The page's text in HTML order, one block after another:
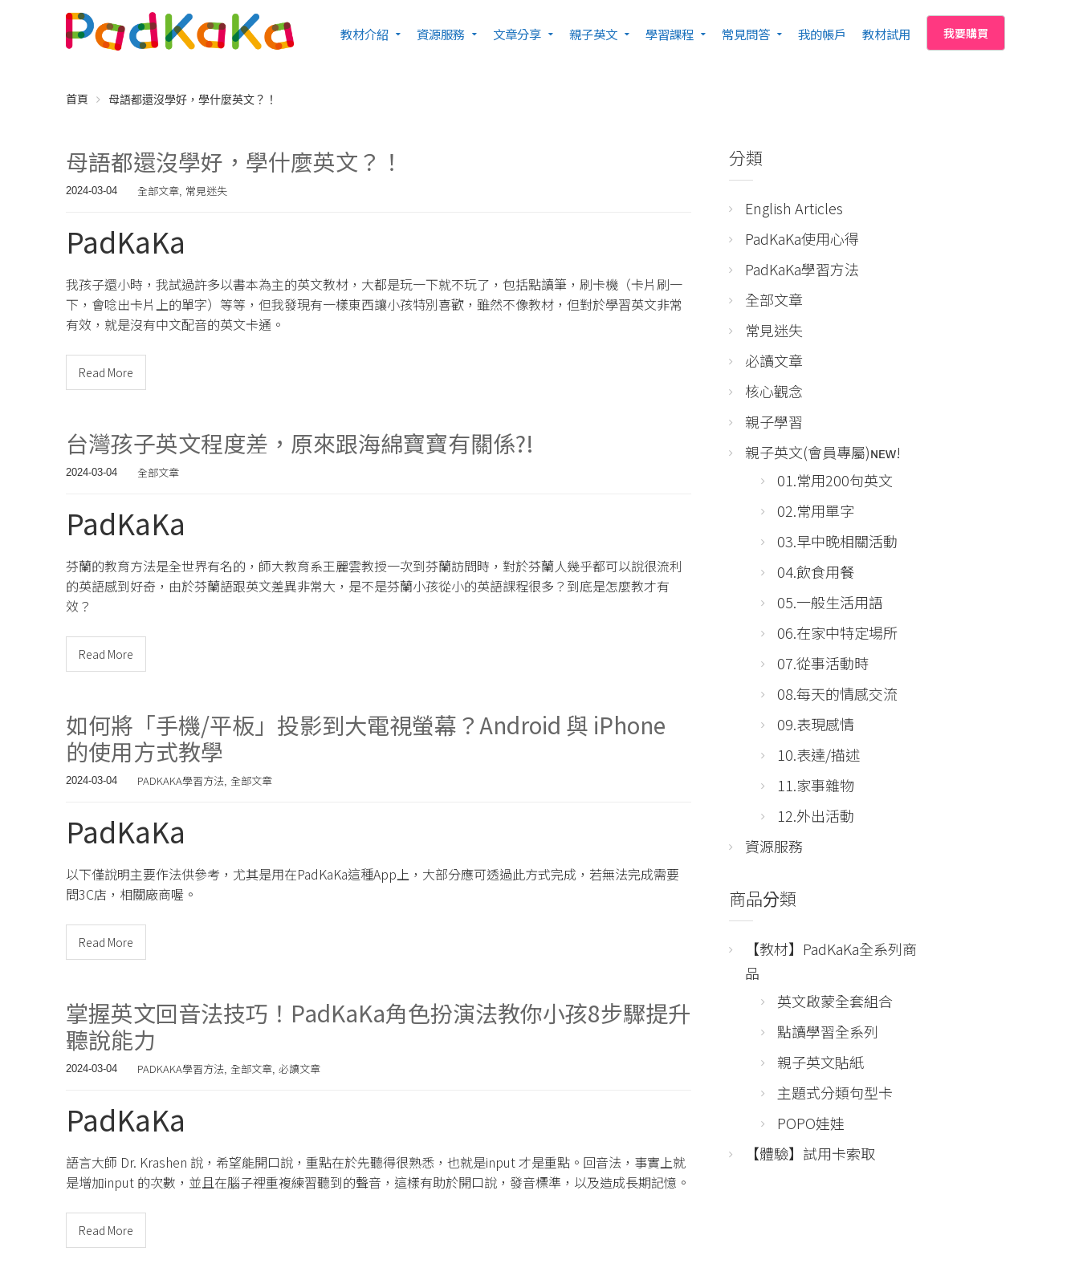
教材介紹 資源服務 文章分享 親子英文 學習課程 常見問答 我的帳戶 教材試用 我要購買
首頁 母語都還沒學好，學什麼英文？！
母語都還沒學好，學什麼英文？！
2024-03-04 全部文章, 常見迷失
PadKaKa
我孩子還小時，我試過許多以書本為主的英文教材，大都是玩一下就不玩了，包括點讀筆，刷卡機（卡片刷一
下，會唸出卡片上的單字）等等，但我發現有一樣東西讓小孩特別喜歡，雖然不像教材，但對於學習英文非常
有效，就是沒有中文配音的英文卡通。
Read More
台灣孩子英文程度差，原來跟海綿寶寶有關係?!
2024-03-04 全部文章
PadKaKa
芬蘭的教育方法是全世界有名的，師大教育系王麗雲教授一次到芬蘭訪問時，對於芬蘭人幾乎都可以說很流利
的英語感到好奇，由於芬蘭語跟英文差異非常大，是不是芬蘭小孩從小的英語課程很多？到底是怎麼教才有
效？
Read More
如何將「手機/平板」投影到大電視螢幕？Android 與 iPhone
的使用方式教學
2024-03-04 PADKAKA學習方法, 全部文章
PadKaKa
以下僅說明主要作法供參考，尤其是用在PadKaKa這種App上，大部分應可透過此方式完成，若無法完成需要
問3C店，相關廠商喔。
Read More
掌握英文回音法技巧！PadKaKa角色扮演法教你小孩8步驟提升
聽說能力
2024-03-04 PADKAKA學習方法, 全部文章, 必讀文章
PadKaKa
語言大師 Dr. Krashen 說，希望能開口說，重點在於先聽得很熟悉，也就是input 才是重點。回音法，事實上就
是增加input 的次數，並且在腦子裡重複練習聽到的聲音，這樣有助於開口說，發音標準，以及造成長期記憶。
Read More
分類
English Articles
PadKaKa使用心得
PadKaKa學習方法
全部文章
常見迷失
必讀文章
核心觀念
親子學習
親子英文(會員專屬)ɴᴇᴡ!
01.常用200句英文
02.常用單字
03.早中晚相關活動
04.飲食用餐
05.一般生活用語
06.在家中特定場所
07.從事活動時
08.每天的情感交流
09.表現感情
10.表達/描述
11.家事雜物
12.外出活動
資源服務
商品分類
【教材】PadKaKa全系列商
品
英文啟蒙全套組合
點讀學習全系列
親子英文貼紙
主題式分類句型卡
POPO娃娃
【體驗】試用卡索取